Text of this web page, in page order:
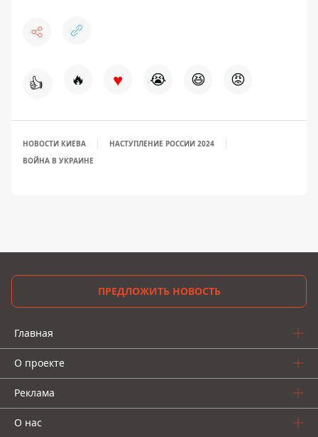
👍 🔥 ♥ 😭 😆 😡
НОВОСТИ КИЕВА
НАСТУПЛЕНИЕ РОССИИ 2024
ВОЙНА В УКРАИНЕ
ПРЕДЛОЖИТЬ НОВОСТЬ
Главная
О проекте
Реклама
О нас